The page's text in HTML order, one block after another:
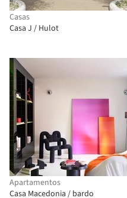
Casas
Casa J / Hulot
Apartamentos
Casa Macedonia / bardo